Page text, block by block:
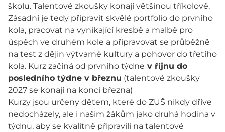
školu. Talentové zkoušky konají většinou tříkolově.
Zásadní je tedy připravit skvělé portfolio do prvního
kola, pracovat na vynikající kresbě a malbě pro
úspěch ve druhém kole a připravovat se průběžně
na test z dějin výtvarné kultury a pohovor do třetího
kola. Kurz začíná od prvního týdne v říjnu do
posledního týdne v březnu (talentové zkoušky
2027 se konají na konci března)
Kurzy jsou určeny dětem, které do ZUŠ nikdy dříve
nedocházely, ale i našim žákům jako druhá hodina v
týdnu, aby se kvalitně připravili na talentové